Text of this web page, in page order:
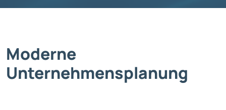
Moderne
Unternehmensplanung